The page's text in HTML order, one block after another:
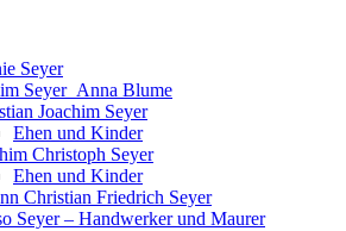
Seyer
Seyer_Anna Blume
Joachim Seyer
Ehen und Kinder
Christoph Seyer
Ehen und Kinder
Christian Friedrich Seyer
Seyer – Handwerker und Maurer